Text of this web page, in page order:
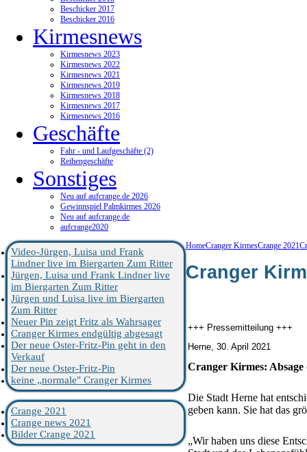
Beschicker 2017
Beschicker 2016
Kirmesnews
Kirmesnews 2023
Kirmesnews 2022
Kirmesnews 2021
Kirmesnews 2019
Kirmesnews 2018
Kirmesnews 2017
Kirmesnews 2016
Geschäfte
Fahr - und Laufgeschäfte (2)
Reihengeschäfte
Sonstiges
Neu auf aufcrange.de 2026
Gewinnspiel Palmkirmes 2026
Neu auf aufcrange.de
aufcrange2020
HomeCranger KirmesCrange 2021
Cranger
+++ Pressemitteilung +++
Herne, 30. April 2021
Cranger Kirmes: Absage
Die Stadt Herne hat
geben kann. Sie hat das
„Wir haben uns diese
Video-Jürgen, Luisa und Frank
Lindner live im Biergarten Zum Ritter
Jürgen, Luisa und Frank Lindner live
im Biergarten Zum Ritter
Jürgen und Luisa live im Biergarten
Zum Ritter
Neuer Pin zeigt Fritz als Wahrsager
Cranger Kirmes endgültig abgesagt
Der neue Oster-Fritz-Pin geht in den
Verkauf
Der neue Oster-Fritz-Pin
keine „normale" Cranger Kirmes
Crange 2021
Crange news 2021
Bilder Crange 2021